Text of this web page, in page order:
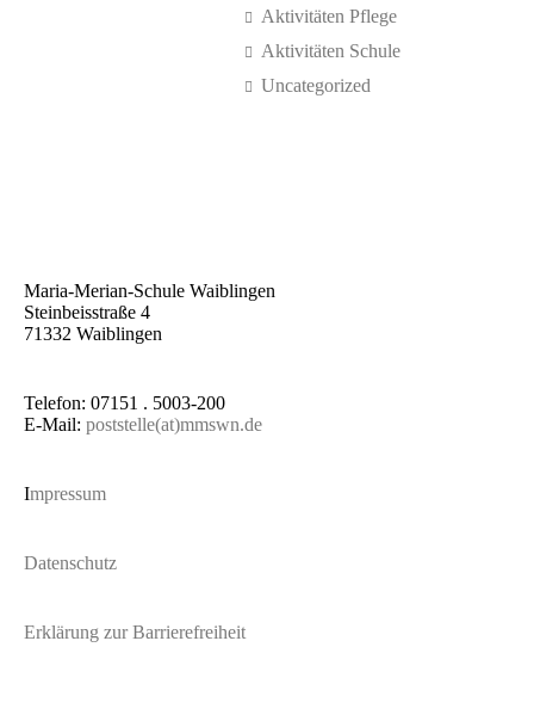
Aktivitäten Pflege
Aktivitäten Schule
Uncategorized
Maria-Merian-Schule Waiblingen
Steinbeisstraße 4
71332 Waiblingen
Telefon: 07151 . 5003-200
E-Mail: poststelle(at)mmswn.de
Impressum
Datenschutz
Erklärung zur Barrierefreiheit